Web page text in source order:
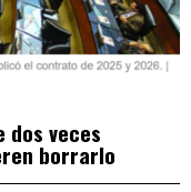
dos veces
borrarlo